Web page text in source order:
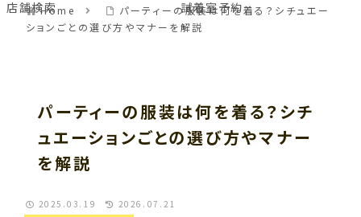
Home
パーティーの服装は何を着る？シチュエー
ションごとの選び方やマナーを解説
パーティーの服装は何を着る？シチ
ュエーションごとの選び方やマナー
を解説
2025.03.19 2026.07.21
店舗検索 試着室予約